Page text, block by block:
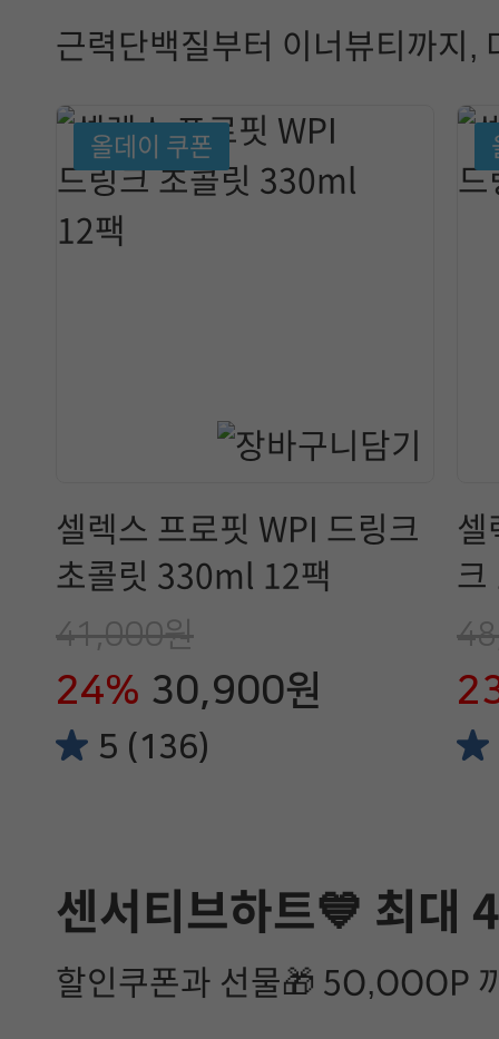
근력단백질부터 이너뷰티까지,
올데이 쿠폰
셀렉스 프로핏 WPI 드링크
초콜릿 330ml 12팩
41,000원
24% 30,900원
5 (136)
셀
크
센서티브하트💙 최대
할인쿠폰과 선물🎁 5O,OOOP